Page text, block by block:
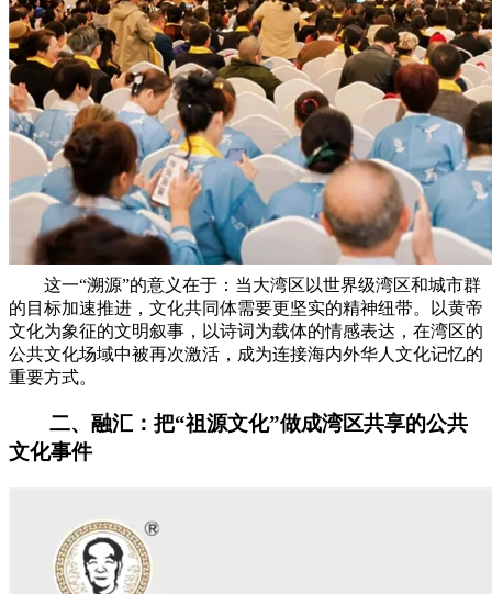
这一“溯源”的意义在于：当大湾区以世界级湾区和城市群
的目标加速推进，文化共同体需要更坚实的精神纽带。以黄帝
文化为象征的文明叙事，以诗词为载体的情感表达，在湾区的
公共文化场域中被再次激活，成为连接海内外华人文化记忆的
重要方式。
二、融汇：把“祖源文化”做成湾区共享的公共
文化事件